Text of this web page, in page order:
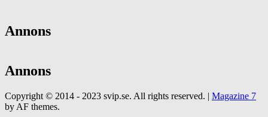
Annons
Annons
Copyright © 2014 - 2023 svip.se. All rights reserved. | Magazine 7
by AF themes.